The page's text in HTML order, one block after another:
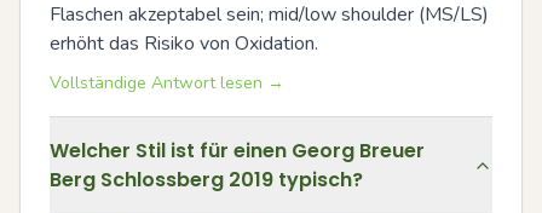
Flaschen akzeptabel sein; mid/low shoulder (MS/LS)
erhöht das Risiko von Oxidation.
Vollständige Antwort lesen →
Welcher Stil ist für einen Georg Breuer
Berg Schlossberg 2019 typisch?